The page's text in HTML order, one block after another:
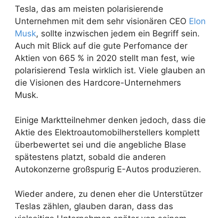
Tesla, das am meisten polarisierende
Unternehmen mit dem sehr visionären CEO Elon
Musk, sollte inzwischen jedem ein Begriff sein.
Auch mit Blick auf die gute Perfomance der
Aktien von 665 % in 2020 stellt man fest, wie
polarisierend Tesla wirklich ist. Viele glauben an
die Visionen des Hardcore-Unternehmers
Musk.
Einige Marktteilnehmer denken jedoch, dass die
Aktie des Elektroautomobilherstellers komplett
überbewertet sei und die angebliche Blase
spätestens platzt, sobald die anderen
Autokonzerne großspurig E-Autos produzieren.
Wieder andere, zu denen eher die Unterstützer
Teslas zählen, glauben daran, dass das